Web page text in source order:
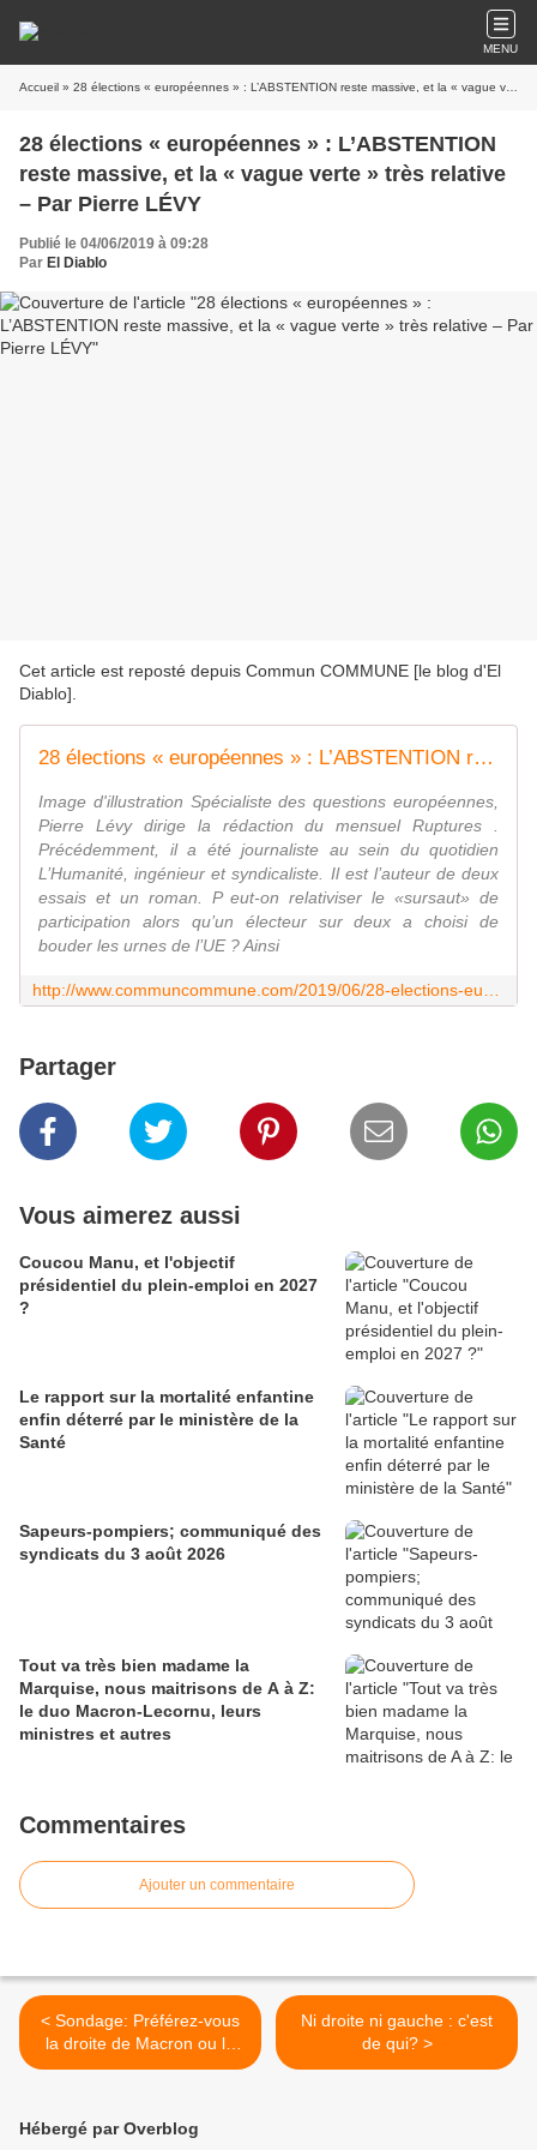
MENU
Accueil » 28 élections « européennes » : L’ABSTENTION reste massive, et la « vague verte » très relative – Par Pierre LÉVY
28 élections « européennes » : L’ABSTENTION
reste massive, et la « vague verte » très relative
– Par Pierre LÉVY
Publié le 04/06/2019 à 09:28
Par El Diablo
Cet article est reposté depuis Commun COMMUNE [le blog d'El
Diablo]
28 élections « européennes » : L’ABSTENTION reste massive, et la « vague verte » très relative – Par Pierre LÉVY
Image d'illustration Spécialiste des questions européennes,
Pierre Lévy dirige la rédaction du mensuel Ruptures .
Précédemment, il a été journaliste au sein du quotidien
L’Humanité, ingénieur et syndicaliste. Il est l’auteur de deux
essais et un roman. P eut-on relativiser le «sursaut» de
participation alors qu’un électeur sur deux a choisi de
bouder les urnes de l’UE ? Ainsi
Partager
Vous aimerez aussi
Coucou Manu, et l'objectif
présidentiel du plein-emploi en 2027
?
Le rapport sur la mortalité enfantine
enfin déterré par le ministère de la
Santé
Sapeurs-pompiers; communiqué des
syndicats du 3 août 2026
Tout va très bien madame la
Marquise, nous maitrisons de A à Z:
le duo Macron-Lecornu, leurs
ministres et autres
Commentaires
Ajouter un commentaire
< Sondage: Préférez-vous
la droite de Macron ou la
droite de Sarkozy-Fillon-
Ni droite ni gauche : c'est
de qui? >
Hébergé par Overblog